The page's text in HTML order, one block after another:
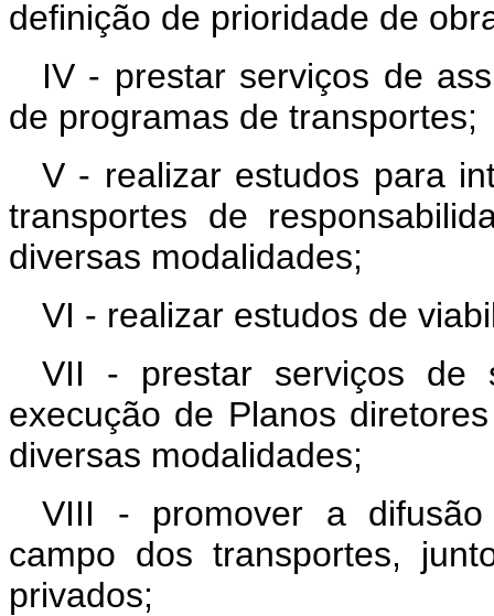
definição de prioridade de
IV - prestar serviços de
de programas de transportes;
V - realizar estudos para
transportes de
diversas modalidades;
VI - realizar estudos de
VII - prestar serviços de
execução de Planos
diversas modalidades;
VIII - promover a difusão
campo dos transportes,
privados;